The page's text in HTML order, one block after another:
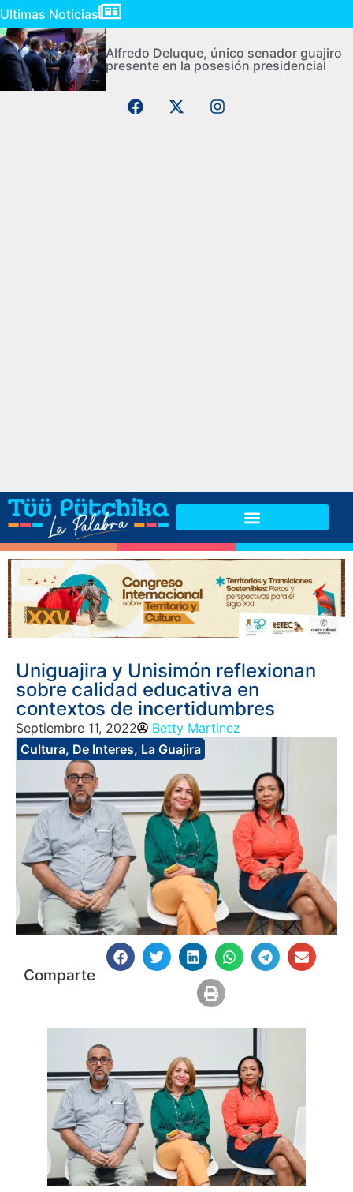
Ultimas Noticias
Alfredo Deluque, único senador guajiro
presente en la posesión presidencial
Uniguajira y Unisimón reflexionan
sobre calidad educativa en
contextos de incertidumbres
Septiembre 11, 2022
Betty Martinez
Cultura, De Interes, La Guajira
Comparte